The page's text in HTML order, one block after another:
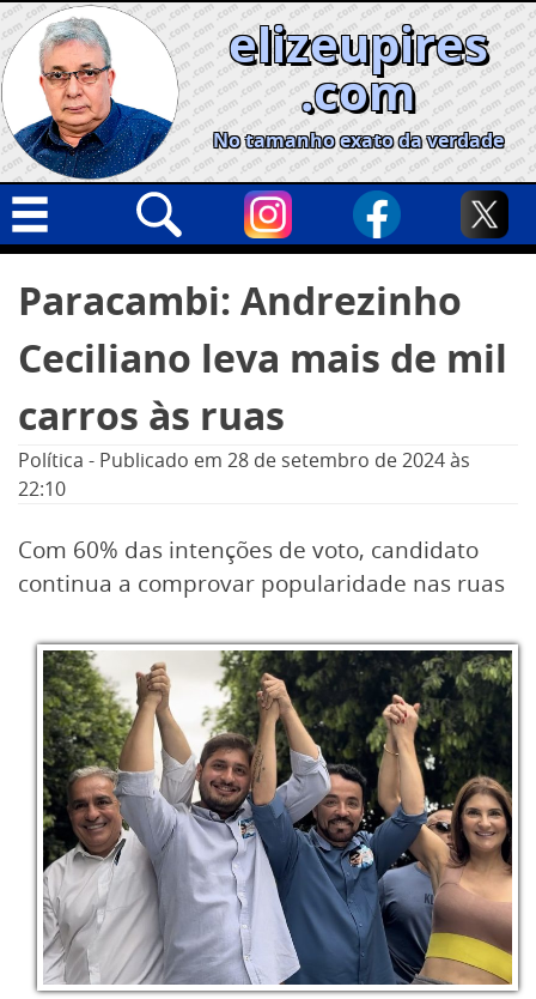
Skip
to
content
elizeupires
.com
No tamanho exato da verdade
Geral
Cidades
Opinião
por:
Paracambi: Andrezinho
Ceciliano leva mais de mil
carros às ruas
Política - Publicado em 28 de setembro de 2024às
22:10
Com 60% das intenções de voto, candidato
continua a comprovar popularidade nas ruas